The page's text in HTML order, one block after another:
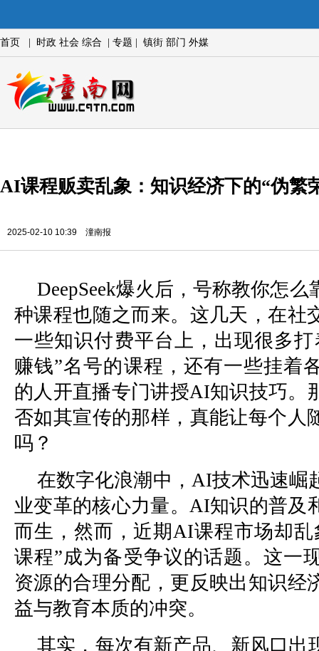
首页 时政 社会 综合 专题 镇街 部门 外媒
AI课程贩卖乱象：知识经济下的“伪繁
2025-02-10 10:39 潼南报
DeepSeek爆火后，号称教你怎
种课程也随之而来。这几天，在社
一些知识付费平台上，出现很多打
赚钱”名号的课程，还有一些挂着
的人开直播专门讲授AI知识技巧。
否如其宣传的那样，真能让每个人
吗？
在数字化浪潮中，AI技术迅速崛
业变革的核心力量。AI知识的普及
而生，然而，近期AI课程市场却
课程”成为备受争议的话题。这一
资源的合理分配，更反映出知识经
益与教育本质的冲突。
其实，每次有新产品、新风口出